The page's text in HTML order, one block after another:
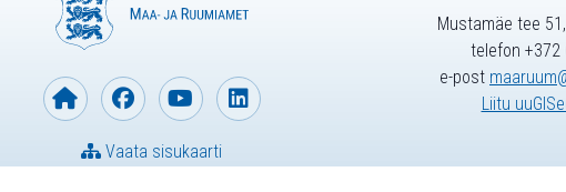
Vaata sisukaarti
Mustamäe tee
telefon +372
e-post
Liitu